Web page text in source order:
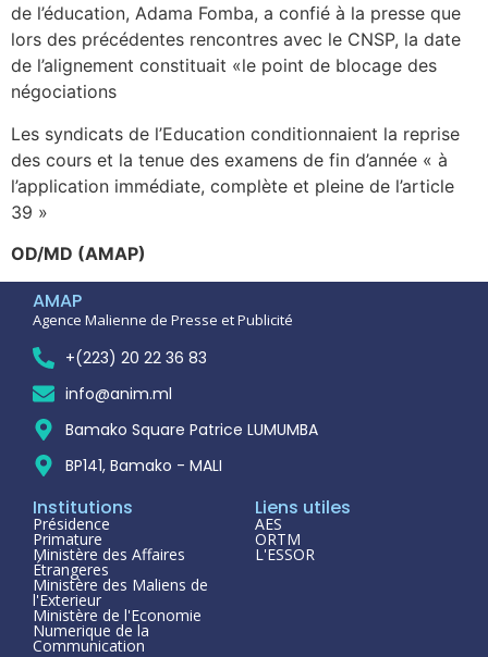
de l’éducation, Adama Fomba, a confié à la presse que
lors des précédentes rencontres avec le CNSP, la date
de l’alignement constituait «le point de blocage des
négociations
Les syndicats de l’Education conditionnaient la reprise
des cours et la tenue des examens de fin d’année « à
l’application immédiate, complète et pleine de l’article
39 »
OD/MD (AMAP)
AMAP
Agence Malienne de Presse et Publicité
+(223) 20 22 36 83
info@anim.ml
Bamako Square Patrice LUMUMBA
BP141, Bamako - MALI
Institutions
Présidence
Primature
Ministère des Affaires
Étrangeres
Ministère des Maliens de
l'Exterieur
Ministère de l'Economie
Numerique de la
Communication
Liens utiles
AES
ORTM
L'ESSOR